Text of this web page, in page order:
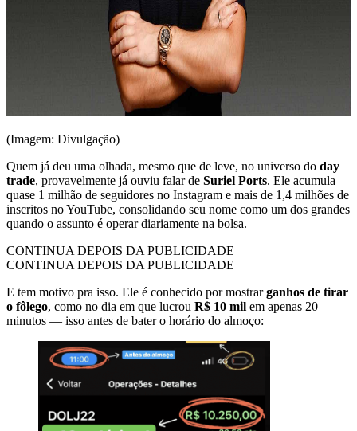
(Imagem: Divulgação)
Quem já deu uma olhada, mesmo que de leve, no universo do day
trade, provavelmente já ouviu falar de Suriel Ports. Ele acumula
quase 1 milhão de seguidores no Instagram e mais de 1,4 milhões de
inscritos no YouTube, consolidando seu nome como um dos grandes
quando o assunto é operar diariamente na bolsa.
CONTINUA DEPOIS DA PUBLICIDADE
CONTINUA DEPOIS DA PUBLICIDADE
E tem motivo pra isso. Ele é conhecido por mostrarganhos de tirar
o fôlego, como no dia em que lucrou R$ 10 mil em apenas 20
minutos — isso antes de bater o horário do almoço: